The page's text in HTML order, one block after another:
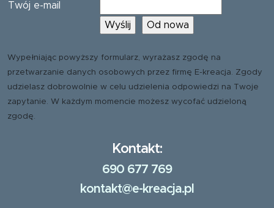
Twój e-mail
Wypełniając powyższy formularz, wyrażasz zgodę na
przetwarzanie danych osobowych przez firmę E-kreacja. Zgody
udzielasz dobrowolnie w celu udzielenia odpowiedzi na Twoje
zapytanie. W każdym momencie możesz wycofać udzieloną
zgodę.
Kontakt:
690 677 769
kontakt@e-kreacja.pl